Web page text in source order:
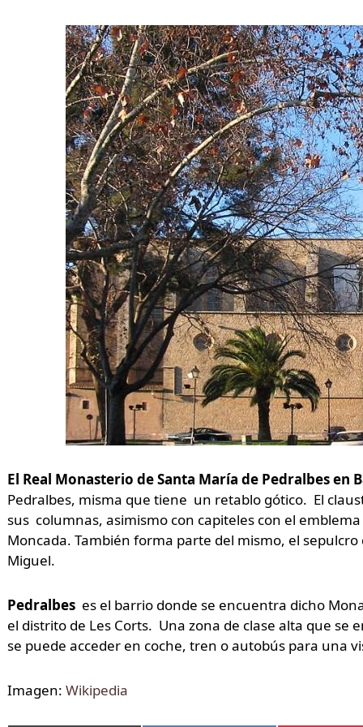
El Real Monasterio de Santa María de Pedralbes en
Pedralbes, misma que tiene un retablo gótico. El
sus columnas, asimismo con capiteles con el
Moncada. También forma parte del mismo, el
Miguel.
Pedralbeses el barrio donde se encuentra dicho
el distrito de Les Corts. Una zona de clase alta que se
se puede acceder en coche, tren o autobús para una
Imagen: Wikipedia